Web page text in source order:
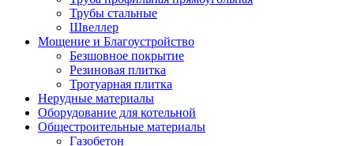
Трубы стальные
Швеллер
Мощение и Благоустройство
Безшовное покрытие
Резиновая плитка
Тротуарная плитка
Нерудные материалы
Оборудование для котельной
Общестроительные материалы
Газобетон